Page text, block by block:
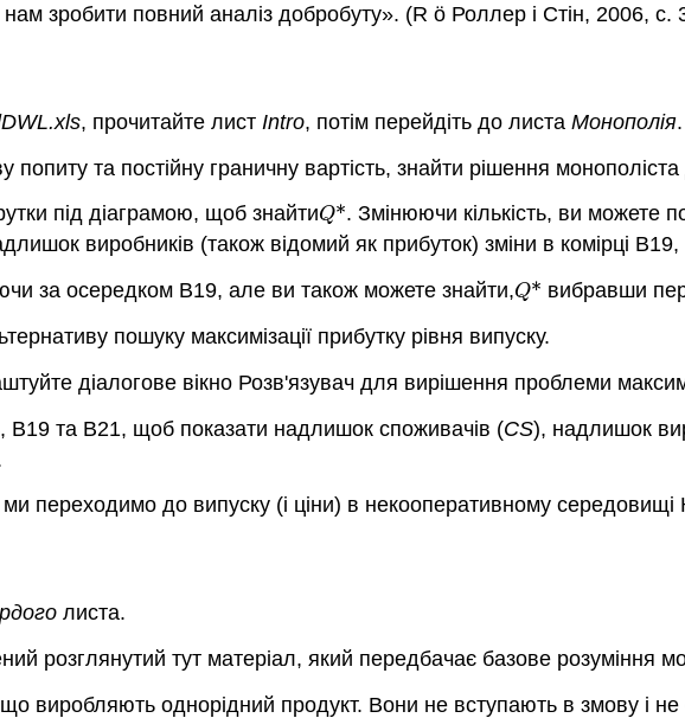
зробити повний аналіз добробуту». (R ö Роллер і Стін, 2006, с.
, прочитайте лист Intro, потім перейдіть до листа Монополія.
попиту та постійну граничну вартість, знайти рішення
під діаграмою, щоб знайтиQ*
Q*. Змінюючи кількість, ви можете
виробників (також відомий як прибуток) зміни в комірці
за осередком B19, але ви також можете знайти,Q*
Q* вибравши
пошуку максимізації прибутку рівня випуску.
діалогове вікно Розв'язувач для вирішення проблеми
B19 та B21, щоб показати надлишок споживачів (CS), надлишок
переходимо до випуску (і ціни) в некооперативному середовищі
листа.
розглянутий тут матеріал, який передбачає базове розуміння
виробляють однорідний продукт. Вони не вступають в змову і